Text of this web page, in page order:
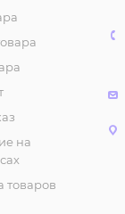
на
товаров